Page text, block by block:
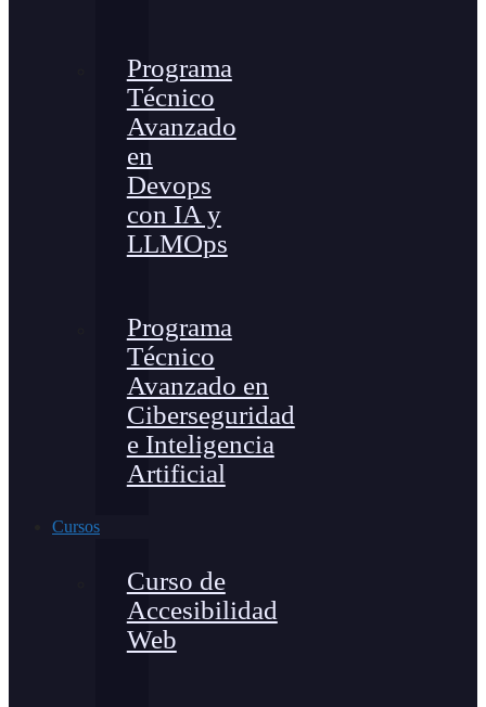
Programa
Técnico
Avanzado
en
Devops
con IA y
LLMOps
Programa
Técnico
Avanzado en
Ciberseguridad
e Inteligencia
Artificial
Cursos
Curso de
Accesibilidad
Web